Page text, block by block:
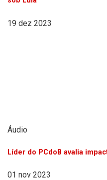
19 dez 2023
Áudio
Líder do PCdoB avalia
01 nov 2023